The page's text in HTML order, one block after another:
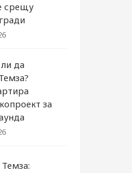
срещу
да
за